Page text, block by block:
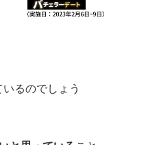
るのでしょう